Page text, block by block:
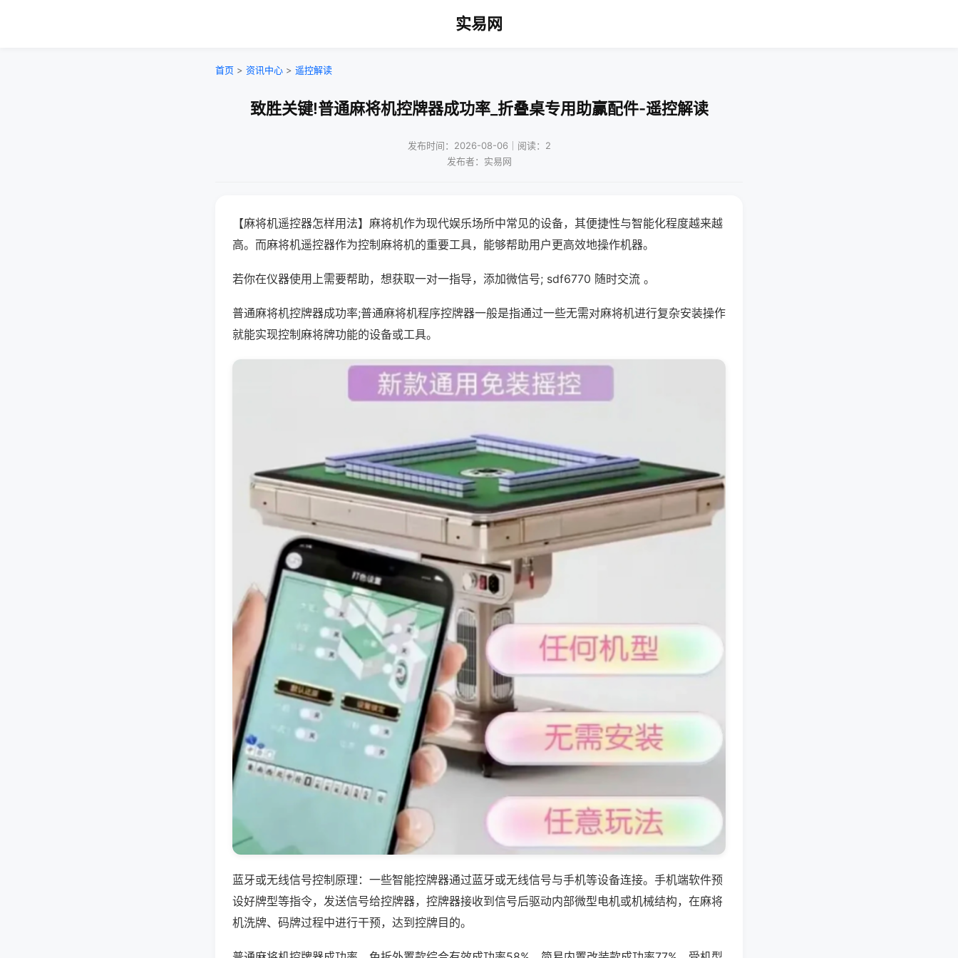
实易网
首页 > 资讯中心 > 遥控解读
致胜关键!普通麻将机控牌器成功率_折叠桌专用助赢配件-遥控解读
发布时间：2026-08-06｜阅读：2
发布者：实易网
【麻将机遥控器怎样用法】麻将机作为现代娱乐场所中常见的设备，其便捷性与智能化程度越来越
高。而麻将机遥控器作为控制麻将机的重要工具，能够帮助用户更高效地操作机器。
若你在仪器使用上需要帮助，想获取一对一指导，添加微信号; sdf6770 随时交流 。
普通麻将机控牌器成功率;普通麻将机程序控牌器一般是指通过一些无需对麻将机进行复杂安装操作
就能实现控制麻将牌功能的设备或工具。
蓝牙或无线信号控制原理：一些智能控牌器通过蓝牙或无线信号与手机等设备连接。手机端软件预
设好牌型等指令，发送信号给控牌器，控牌器接收到信号后驱动内部微型电机或机械结构，在麻将
机洗牌、码牌过程中进行干预，达到控牌目的。